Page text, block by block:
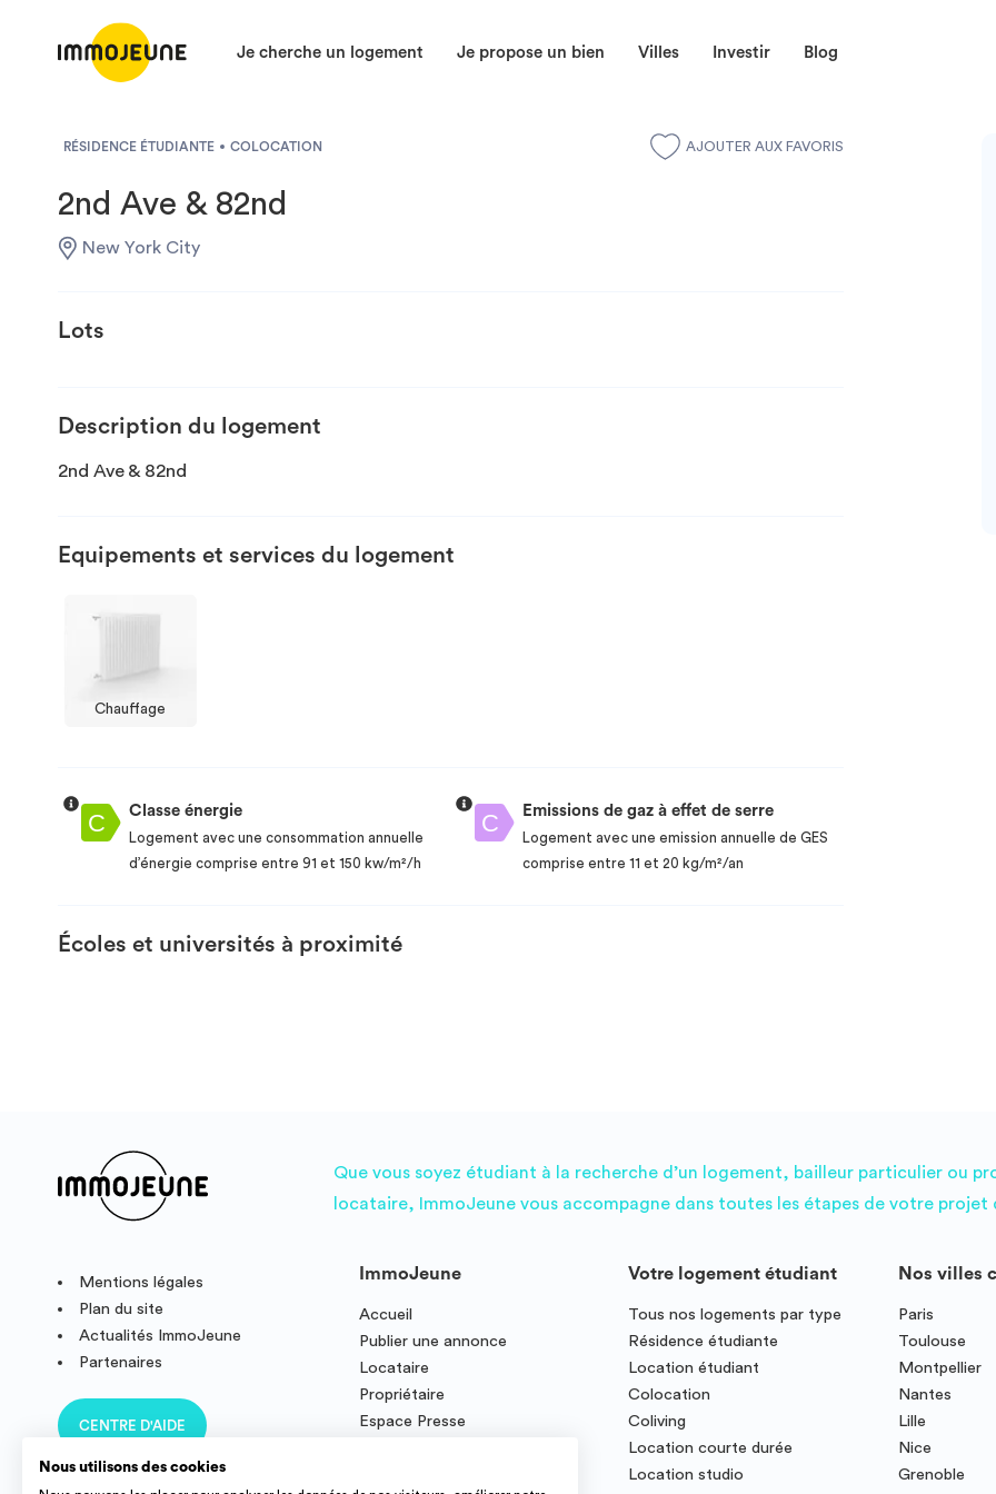
Je cherche un logement Je propose un bien Villes Investir Blog
RÉSIDENCE ÉTUDIANTE COLOCATION AJOUTER AUX FAVORIS
2nd Ave & 82nd
New York City
Lots
Description du logement
2nd Ave & 82nd
Equipements et services du logement
Chauffage
Classe énergie
Logement avec une consommation annuelle
d’énergie comprise entre 91 et 150 kw/m²/h
Emissions de gaz à effet de serre
Logement avec une emission annuelle de GES
comprise entre 11 et 20 kg/m²/an
Écoles et universités à proximité
Que vous soyez étudiant à la recherche d’un logement, bailleur particulier ou
locataire, ImmoJeune vous accompagne dans toutes les étapes de votre projet
Mentions légales
Plan du site
Actualités ImmoJeune
Partenaires
CENTRE D'AIDE
ImmoJeune
Accueil
Publier une annonce
Locataire
Propriétaire
Espace Presse
Votre logement étudiant
Tous nos logements par type
Résidence étudiante
Location étudiant
Colocation
Coliving
Location courte durée
Location studio
Nos villes
Paris
Toulouse
Montpellier
Nantes
Lille
Nice
Grenoble
Nous utilisons des cookies